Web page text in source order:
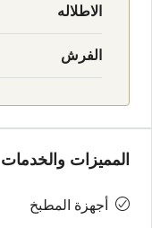
الاطلاله
الفرش
المميزات والخدمات
أجهزة المطبخ